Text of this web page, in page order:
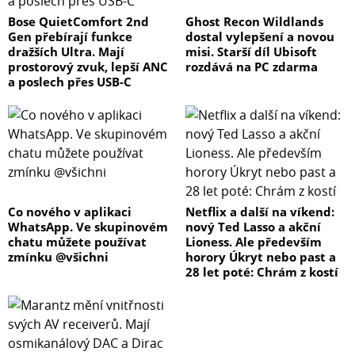
Bose QuietComfort 2nd
Gen přebírají funkce
dražších Ultra. Mají
prostorový zvuk, lepší ANC
a poslech přes USB-C
Ghost Recon Wildlands
dostal vylepšení a novou
misi. Starší díl Ubisoft
rozdává na PC zdarma
Co nového v aplikaci
WhatsApp. Ve skupinovém
chatu můžete používat
zmínku @všichni
Netflix a další na víkend:
nový Ted Lasso a akční
Lioness. Ale především
horory Úkryt nebo past a
28 let poté: Chrám z kostí